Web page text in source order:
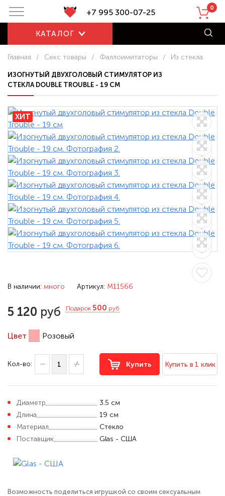
+7 995 300-07-25 0
КАТАЛОГ
Главная / Секс товары / Фаллоимитаторы / Из стекла
ИЗОГНУТЫЙ ДВУХГОЛОВЫЙ СТИМУЛЯТОР ИЗ
СТЕКЛА DOUBLE TROUBLE - 19 СМ
ХИТ
В наличии: много Артикул: M11566
5 120 руб Подарок 500 руб
Цвет Розовый
Кол-во: Купить Купить в 1 клик
Диаметр
3.5 см
Длина
19 см
Материал
Стекло
Поставщик
Glas - США
Возможность поделиться игрушкой со своим сексуальным